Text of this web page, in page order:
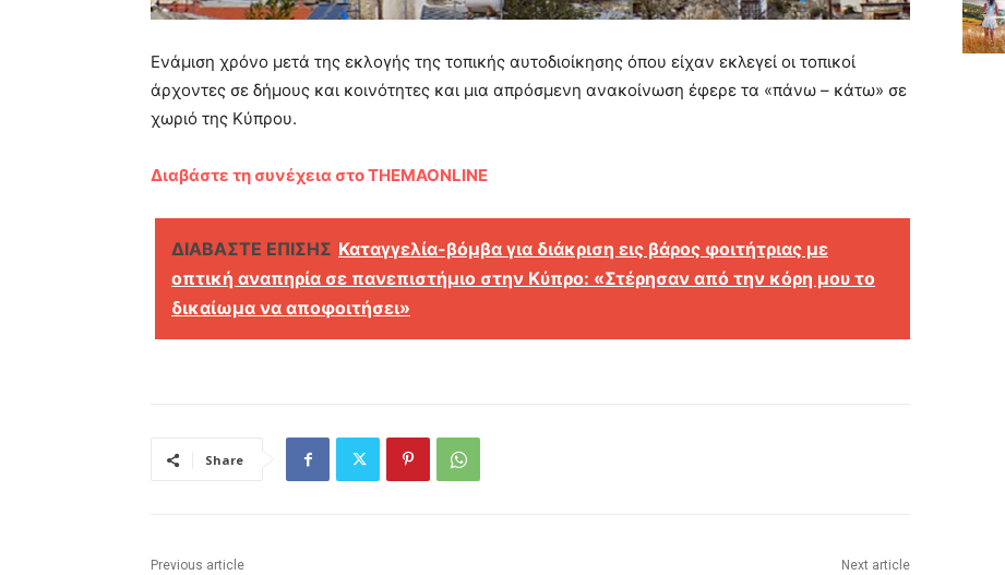
Ενάμιση χρόνο μετά της εκλογής της τοπικής αυτοδιοίκησης όπου είχαν εκλεγεί οι τοπικοί
άρχοντες σε δήμους και κοινότητες και μια απρόσμενη ανακοίνωση έφερε τα «πάνω – κάτω» σε
χωριό της Κύπρου.
Διαβάστε τη συνέχεια στο THEMAONLINE
ΔΙΑΒΑΣΤΕ ΕΠΙΣΗΣ Καταγγελία-βόμβα για διάκριση εις βάρος φοιτήτριας με
οπτική αναπηρία σε πανεπιστήμιο στην Κύπρο: «Στέρησαν από την κόρη μου το
δικαίωμα να αποφοιτήσει»
Share
Previous article Next article